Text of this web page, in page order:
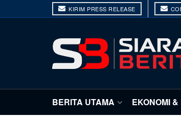
KIRIM PRESS RELEASE
BERITA UTAMA EKONOMI